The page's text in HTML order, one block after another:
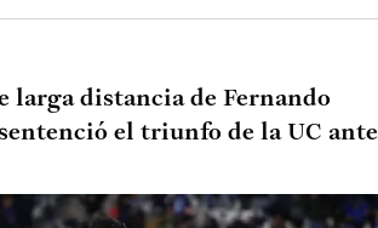
larga distancia de Fernando
el triunfo de la UC ante